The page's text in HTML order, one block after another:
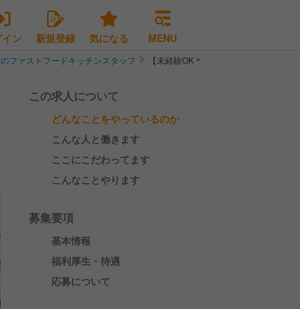
ン 新規登録 気になる MENU
ファストフードキッチンスタッフ 【未経験OK＊残業代別＊女性活躍】
この求人について
どんなことをやっているのか
こんな人と働きます
ここにこだわってます
こんなことやります
募集要項
基本情報
福利厚生・待遇
応募について